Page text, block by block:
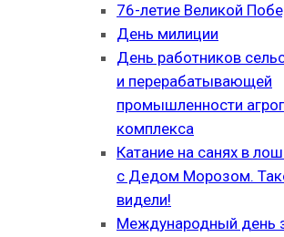
76-летие Великой
День милиции
День работников
и перерабатывающей
промышленности
комплекса
Катание на санях в
с Дедом Морозом.
видели!
Международный день